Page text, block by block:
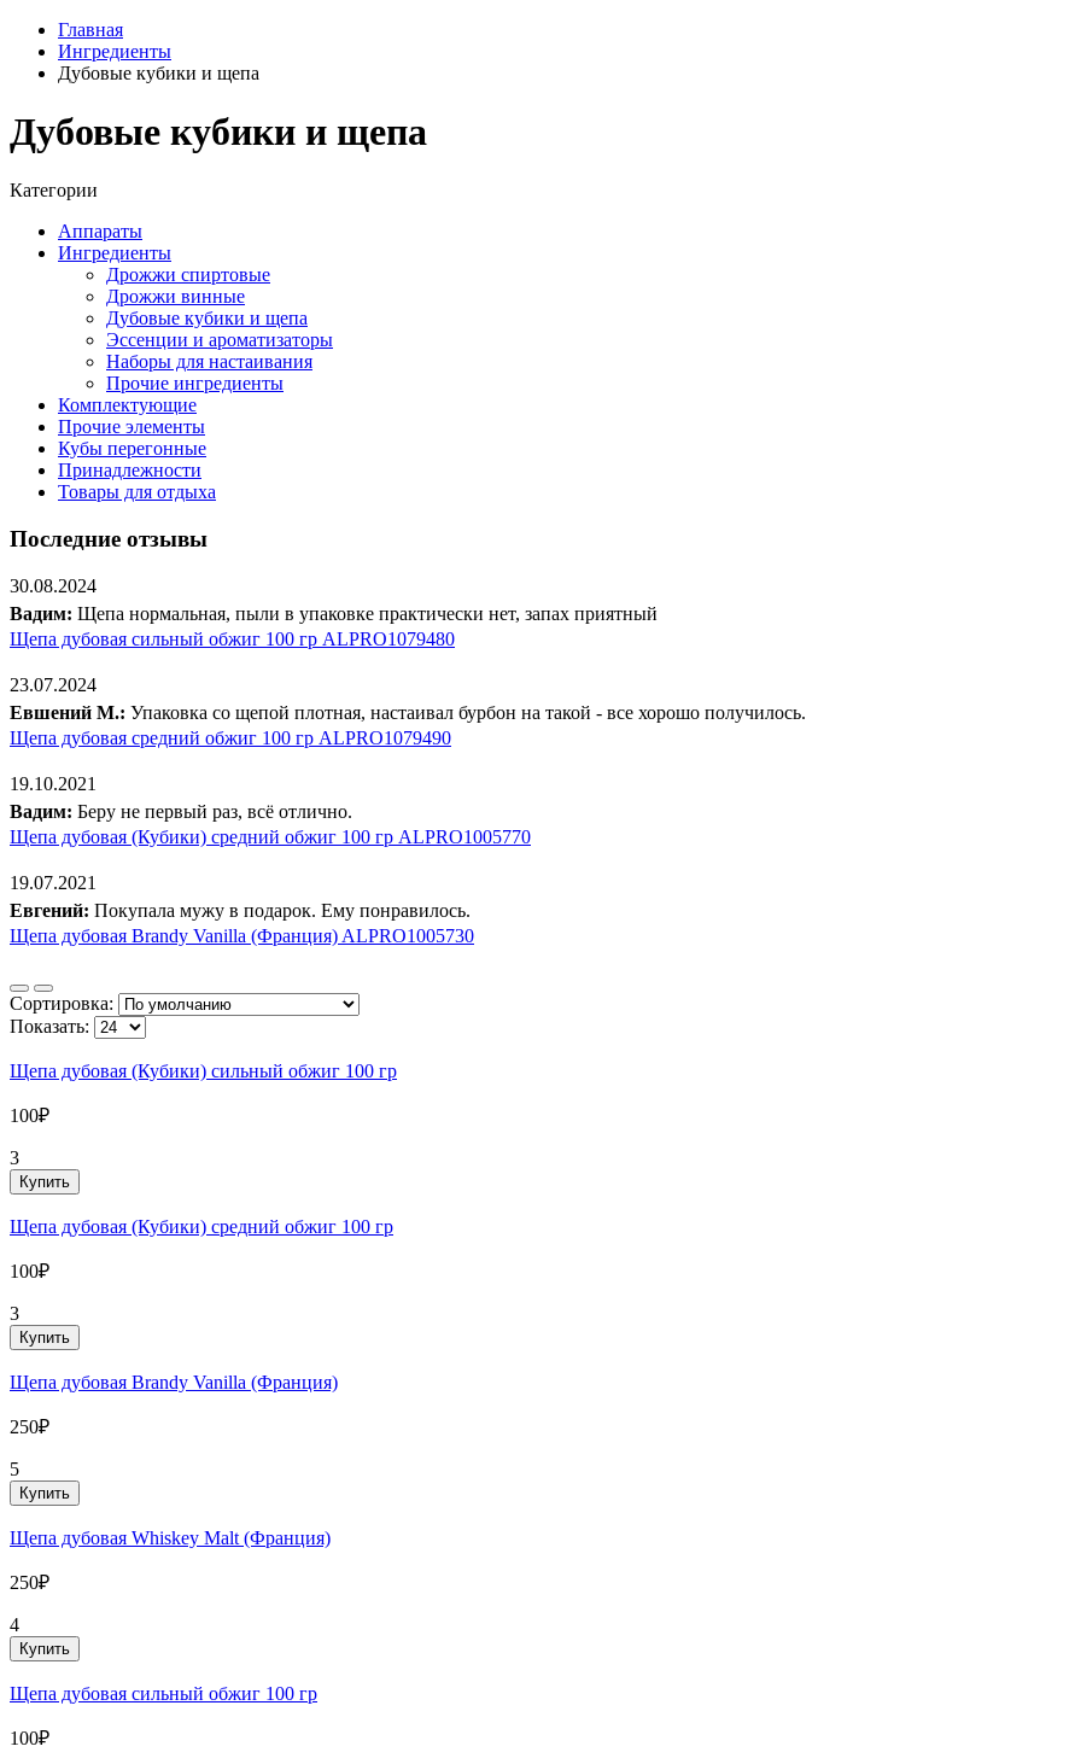
Главная
Ингредиенты
Дубовые кубики и щепа
Дубовые кубики и щепа
Категории
Аппараты
Ингредиенты
Дрожжи спиртовые
Дрожжи винные
Дубовые кубики и щепа
Эссенции и ароматизаторы
Наборы для настаивания
Прочие ингредиенты
Комплектующие
Прочие элементы
Кубы перегонные
Принадлежности
Товары для отдыха
Последние отзывы
30.08.2024
Вадим: Щепа нормальная, пыли в упаковке практически нет, запах приятный
Щепа дубовая сильный обжиг 100 гр ALPRO1079480
23.07.2024
Евшений М.: Упаковка со щепой плотная, настаивал бурбон на такой - все хорошо получилось.
Щепа дубовая средний обжиг 100 гр ALPRO1079490
19.10.2021
Вадим: Беру не первый раз, всё отлично.
Щепа дубовая (Кубики) средний обжиг 100 гр ALPRO1005770
19.07.2021
Евгений: Покупала мужу в подарок. Ему понравилось.
Щепа дубовая Brandy Vanilla (Франция) ALPRO1005730
Сортировка:
Показать:
Щепа дубовая (Кубики) сильный обжиг 100 гр
100₽
3
Купить
Щепа дубовая (Кубики) средний обжиг 100 гр
100₽
3
Купить
Щепа дубовая Brandy Vanilla (Франция)
250₽
5
Купить
Щепа дубовая Whiskey Malt (Франция)
250₽
4
Купить
Щепа дубовая сильный обжиг 100 гр
100₽